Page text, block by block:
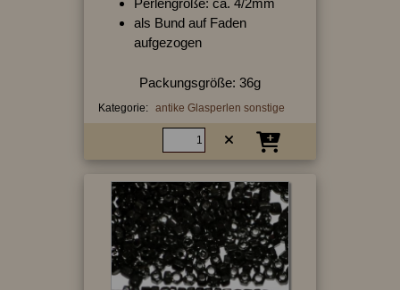
Perlengröße: ca. 4/2mm
als Bund auf Faden
aufgezogen
Packungsgröße: 36g
Kategorie: antike Glasperlen sonstige